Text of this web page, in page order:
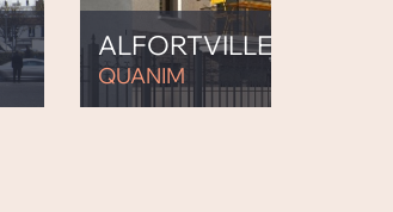
ALFORTVILLE
QUANIM